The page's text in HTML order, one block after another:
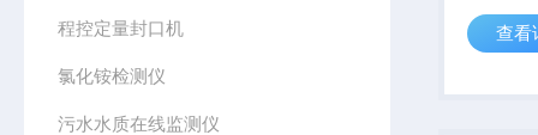
程控定量封口机
氯化铵检测仪
污水水质在线监测仪
度，可
PH进行
查看